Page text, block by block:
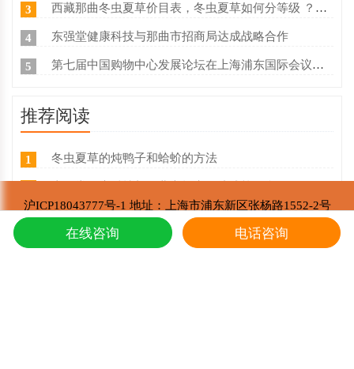
3 西藏那曲冬虫夏草价目表，冬虫夏草如何分等级 ？什么价
4 东强堂健康科技与那曲市招商局达成战略合作
5 第七届中国购物中心发展论坛在上海浦东国际会议中心成功举办
推荐阅读
1 冬虫夏草的炖鸭子和蛤蚧的方法
3 第七届中国购物中心发展论坛在上海浦东国
4 上海东强堂参加第十二届苏毗·娜秀文化旅
沪ICP18043777号-1 地址：上海市浦东新区张杨路1552-2号
东强堂健康科技有限公司 版权所有
Copyright © 2002-2021
在线咨询 电话咨询